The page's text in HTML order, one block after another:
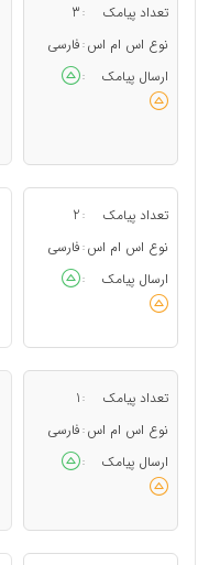
تعداد پیامک :
3
نوع اس ام اس : فارسی
ارسال پیامک
:
تعداد پیامک :
2
نوع اس ام اس : فارسی
ارسال پیامک
:
تعداد پیامک :
1
نوع اس ام اس : فارسی
ارسال پیامک
: